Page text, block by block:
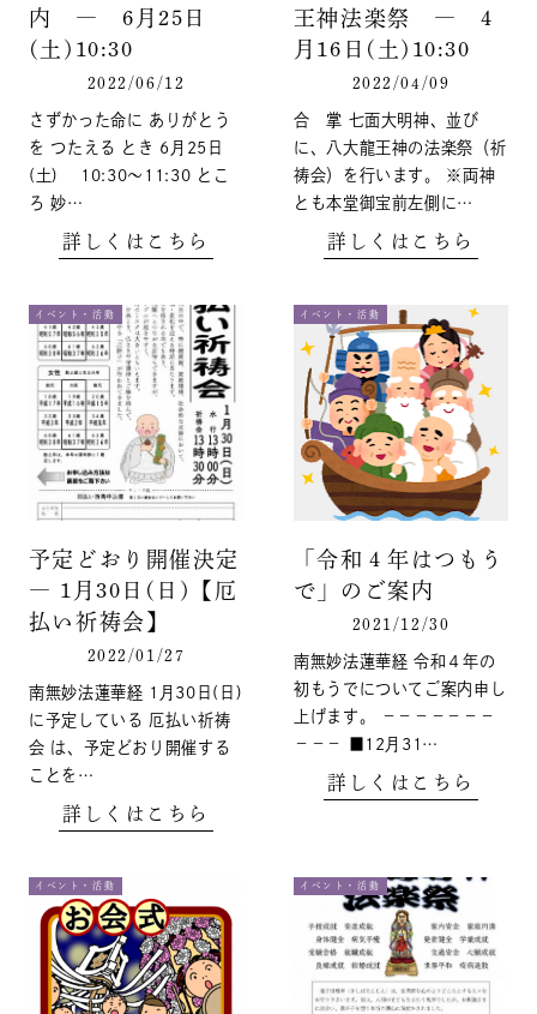
内 ― 6月25日
(土)10:30
2022/06/12
さずかった命に ありがとう
を つたえる とき 6月25日
(土) 10:30～11:30 とこ
ろ 妙…
詳しくはこちら
王神法楽祭 ― 4
月16日(土)10:30
2022/04/09
合 掌 七面大明神、並び
に、八大龍王神の法楽祭（祈
祷会）を行います。 ※両神
とも本堂御宝前左側に…
詳しくはこちら
イベント・活動
予定どおり開催決定
― 1月30日(日)【厄
払い祈祷会】
2022/01/27
南無妙法蓮華経 1月30日(日)
に予定している 厄払い祈祷
会 は、予定どおり開催する
ことを…
詳しくはこちら
イベント・活動
「令和４年はつもう
で」のご案内
2021/12/30
南無妙法蓮華経 令和４年の
初もうでについてご案内申し
上げます。 －－－－－－－
－－－ ■12月31…
詳しくはこちら
イベント・活動 イベント・活動